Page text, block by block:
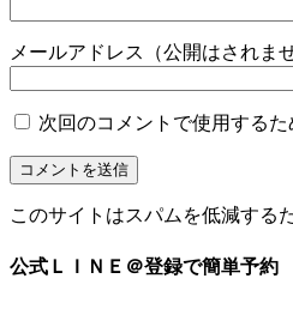
メールアドレス（公開はされま
次回のコメントで使用する
このサイトはスパムを低減する
公式ＬＩＮＥ＠登録で簡単予約